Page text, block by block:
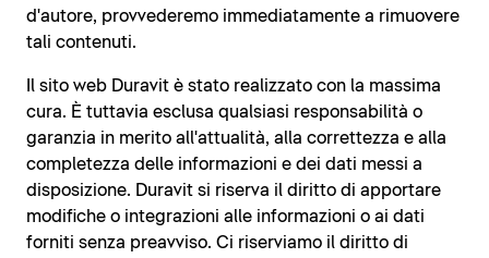
d'autore, provvederemo immediatamente a rimuovere
tali contenuti.
Il sito web Duravit è stato realizzato con la massima
cura. È tuttavia esclusa qualsiasi responsabilità o
garanzia in merito all'attualità, alla correttezza e alla
completezza delle informazioni e dei dati messi a
disposizione. Duravit si riserva il diritto di apportare
modifiche o integrazioni alle informazioni o ai dati
forniti senza preavviso. Ci riserviamo il diritto di